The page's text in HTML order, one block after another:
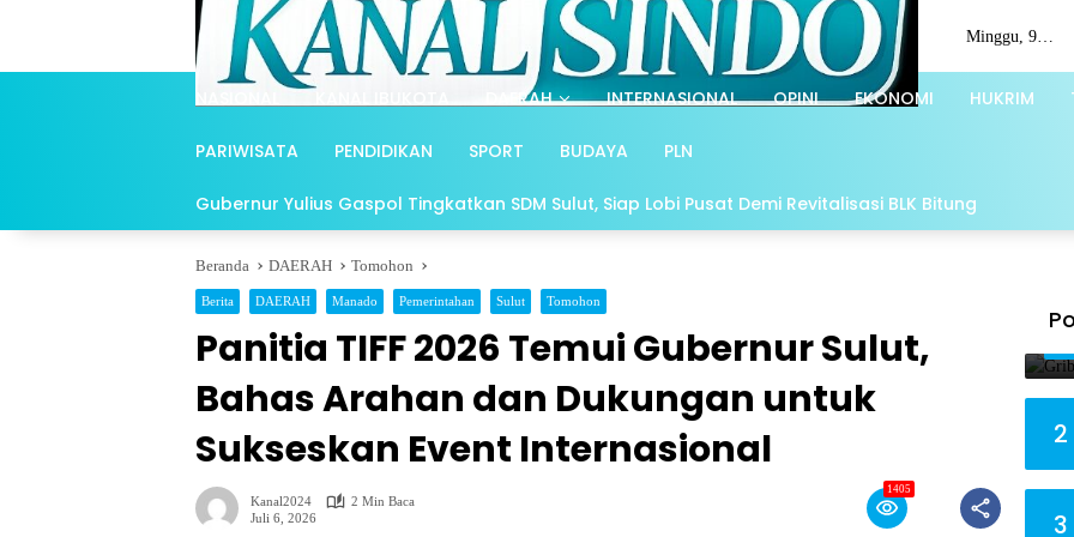
Minggu, 9
DAERAH INTERNASIONAL OPINI EKONOMI HUKRIM
PARIWISATA PENDIDIKAN SPORT BUDAYA PLN
Gubernur Yulius Gaspol Tingkatkan SDM Sulut, Siap Lobi Pusat Demi Revitalisasi BLK Bitung
Beranda DAERAH Tomohon
Berita DAERAH Manado Pemerintahan Sulut Tomohon
Panitia TIFF 2026 Temui Gubernur Sulut,
Bahas Arahan dan Dukungan untuk
Sukseskan Event Internasional
Kanal2024
2 Min Baca
Juli 6, 2026
1405
2
3